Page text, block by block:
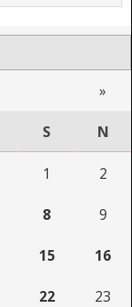
»
S N
1 2
8 9
15 16
22 23